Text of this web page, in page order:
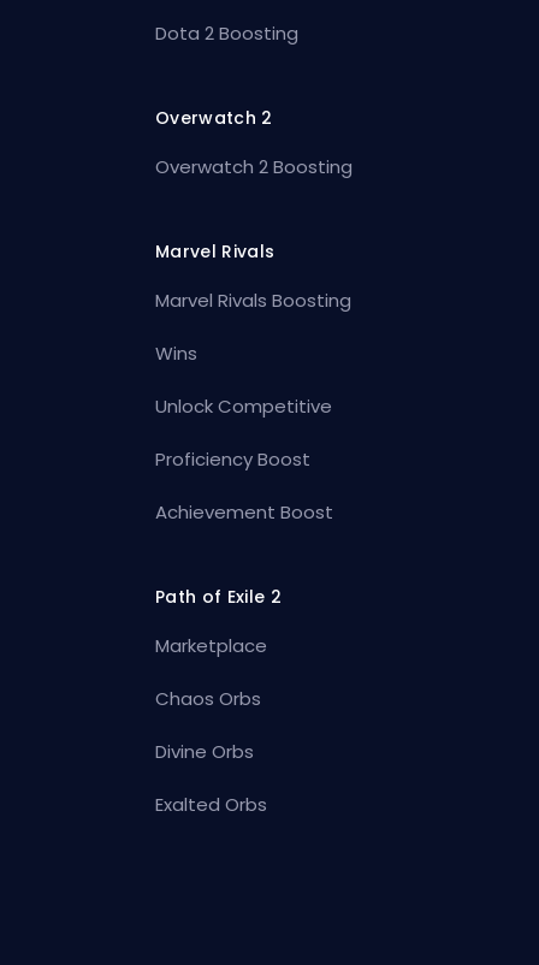
Dota 2 Boosting
Overwatch 2
Overwatch 2 Boosting
Marvel Rivals
Marvel Rivals Boosting
Wins
Unlock Competitive
Proficiency Boost
Achievement Boost
Path of Exile 2
Marketplace
Chaos Orbs
Divine Orbs
Exalted Orbs